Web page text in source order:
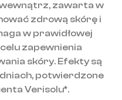
zawarta w
zdrową skórę i
w prawidłowej
zapewnienia
skóry. Efekty są
potwierdzone
Verisolu*.